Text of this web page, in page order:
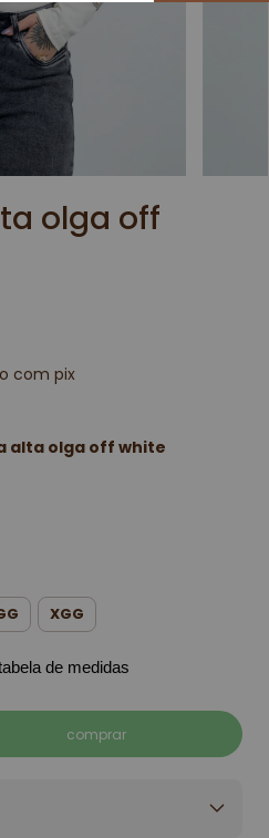
olga off
com pix
alta olga off white
XGG
de medidas